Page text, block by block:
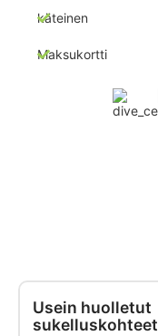
käteinen
Maksukortti
Usein huolletut
sukelluskohteet